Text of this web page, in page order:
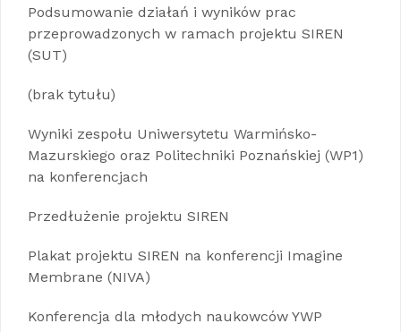
Podsumowanie działań i wyników prac
przeprowadzonych w ramach projektu SIREN
(SUT)
(brak tytułu)
Wyniki zespołu Uniwersytetu Warmińsko-
Mazurskiego oraz Politechniki Poznańskiej (WP1)
na konferencjach
Przedłużenie projektu SIREN
Plakat projektu SIREN na konferencji Imagine
Membrane (NIVA)
Konferencja dla młodych naukowców YWP